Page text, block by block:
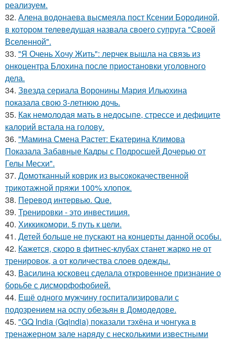
реализуем.
32. Алена водонаева высмеяла пост Ксении Бородиной,
в котором телеведущая назвала своего супруга "Своей
Вселенной".
33. "Я Очень Хочу Жить": лерчек вышла на связь из
онкоцентра Блохина после приостановки уголовного
дела.
34. Звезда сериала Воронины Мария Ильюхина
показала свою 3-летнюю дочь.
35. Как немолодая мать в недосыпе, стрессе и дефиците
калорий встала на голову.
36. "Мамина Смена Растет: Екатерина Климова
Показала Забавные Кадры с Подросшей Дочерью от
Гелы Месхи".
37. Домотканный коврик из высококачественной
трикотажной пряжи 100% хлопок.
38. Перевод интервью. Que.
39. Тренировки - это инвестиция.
40. Хиккикомори. 5 путь к цели.
41. Детей больше не пускают на концерты данной особы.
42. Кажется, скоро в фитнес-клубах станет жарко не от
тренировок, а от количества слоев одежды.
43. Василина юсковец сделала откровенное признание о
борьбе с дисморфофобией.
44. Ещё одного мужчину госпитализировали с
подозрением на оспу обезьян в Домодедове.
45. "GQ India (Gqindia) показали тэхёна и чонгука в
тренажерном зале наряду с несколькими известными